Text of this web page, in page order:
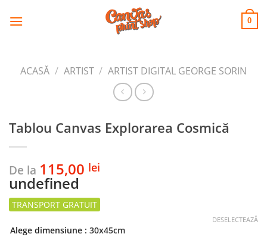
CANVAS
PRINT SHOP 0
ACASĂ / ARTIST / ARTIST DIGITAL GEORGE SORIN
Tablou Canvas Explorarea Cosmică
De la 115,00 lei
undefined
Alege dimensiune : 30x45cm
DESELECTEAZĂ